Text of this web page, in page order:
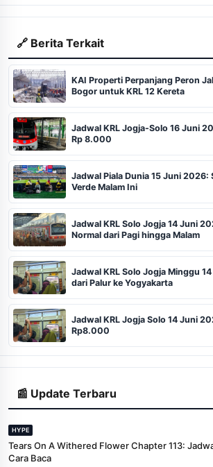
🔗 Berita Terkait
KAI Properti Perpanjang Peron
Bogor untuk KRL 12 Kereta
Jadwal KRL Jogja-Solo 16 Juni
Rp 8.000
Jadwal Piala Dunia 15 Juni 2026:
Verde Malam Ini
Jadwal KRL Solo Jogja 14 Juni
Normal dari Pagi hingga Malam
Jadwal KRL Solo Jogja Minggu
dari Palur ke Yogyakarta
Jadwal KRL Jogja Solo 14 Juni
Rp8.000
📰 Update Terbaru
HYPE
Tears On A Withered Flower Chapter 113:
Cara Baca